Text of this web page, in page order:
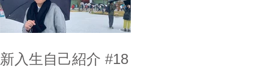
新入生自己紹介 #18